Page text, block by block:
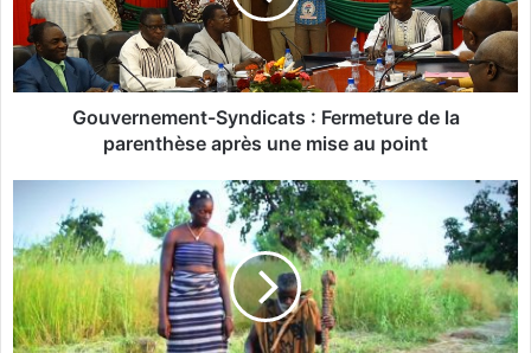
n
e
m
y
n
d
i
c
Gouvernement-Syndicats : Fermeture de la
parenthèse après une mise au point
o
l
o
,
i